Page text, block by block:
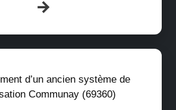
d’un ancien système de
Communay (69360)